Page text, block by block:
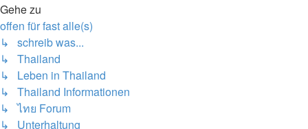
Gehe zu
offen für fast alle(s)
↳ schreib was...
↳ Thailand
↳ Leben in Thailand
↳ Thailand Informationen
↳ ไทย Forum
↳ Unterhaltung